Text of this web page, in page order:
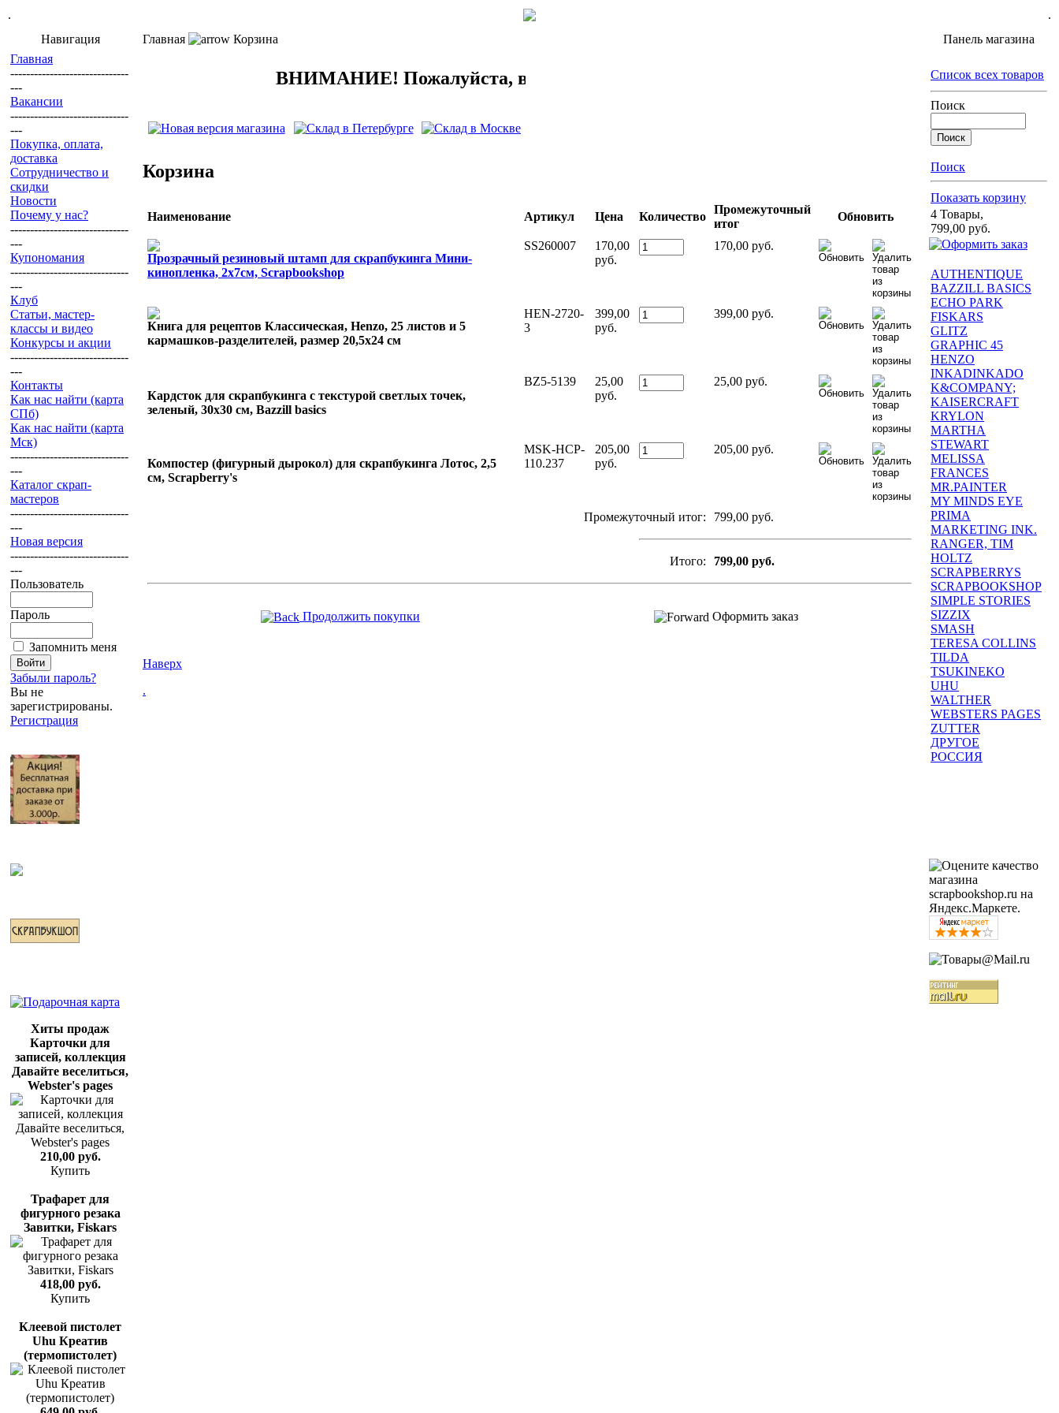
.
.
Навигация
Главная
------------------------------
---
Вакансии
------------------------------
---
Покупка, оплата,
доставка
Сотрудничество и
скидки
Новости
Почему у нас?
------------------------------
---
Купономания
------------------------------
---
Клуб
Статьи, мастер-
классы и видео
Конкурсы и акции
------------------------------
---
Контакты
Как нас найти (карта
СПб)
Как нас найти (карта
Мск)
------------------------------
---
Каталог скрап-
мастеров
------------------------------
---
Новая версия
------------------------------
---
Пользователь
Пароль
Запомнить меня
Забыли пароль?
Вы не
зарегистрированы.
Регистрация
Хиты продаж
Карточки для
записей, коллекция
Давайте веселиться,
Webster's pages
210,00 руб.
Купить
Трафарет для
фигурного резака
Завитки, Fiskars
418,00 руб.
Купить
Клеевой пистолет
Uhu Креатив
(термопистолет)
Главная Корзина
ВНИМАНИЕ! Пожалуйста, выберите склад.
Корзина
Наименование Артикул Цена Количество
Промежуточный
итог
Обновить
Прозрачный резиновый штамп для скрапбукинга Мини-
кинопленка, 2х7см, Scrapbookshop
SS260007
170,00
руб.
170,00 руб.
Книга для рецептов Классическая, Henzo, 25 листов и 5
кармашков-разделителей, размер 20,5х24 см
HEN-2720-
3
399,00
руб.
399,00 руб.
Кардсток для скрапбукинга с текстурой светлых точек,
зеленый, 30х30 см, Bazzill basics
BZ5-5139
25,00
руб.
25,00 руб.
Компостер (фигурный дырокол) для скрапбукинга Лотос, 2,5
см, Scrapberry's
MSK-HCP-
110.237
205,00
руб.
205,00 руб.
Промежуточный итог: 799,00 руб.
Итого: 799,00 руб.
Продолжить покупки Оформить заказ
Наверх
.
Панель магазина
Список всех товаров
Поиск
Поиск
Показать корзину
4 Товары,
799,00 руб.
AUTHENTIQUE
BAZZILL BASICS
ECHO PARK
FISKARS
GLITZ
GRAPHIC 45
HENZO
INKADINKADO
K&COMPANY;
KAISERCRAFT
KRYLON
MARTHA
STEWART
MELISSA
FRANCES
MR.PAINTER
MY MINDS EYE
PRIMA
MARKETING INK.
RANGER, TIM
HOLTZ
SCRAPBERRYS
SCRAPBOOKSHOP
SIMPLE STORIES
SIZZIX
SMASH
TERESA COLLINS
TILDA
TSUKINEKO
UHU
WALTHER
WEBSTERS PAGES
ZUTTER
ДРУГОЕ
РОССИЯ